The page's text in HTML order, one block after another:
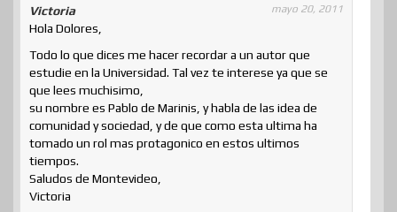
Victoria mayo 20, 2011
Hola Dolores,
Todo lo que dices me hacer recordar a un autor que
estudie en la Universidad. Tal vez te interese ya que se
que lees muchisimo,
su nombre es Pablo de Marinis, y habla de las idea de
comunidad y sociedad, y de que como esta ultima ha
tomado un rol mas protagonico en estos ultimos
tiempos.
Saludos de Montevideo,
Victoria